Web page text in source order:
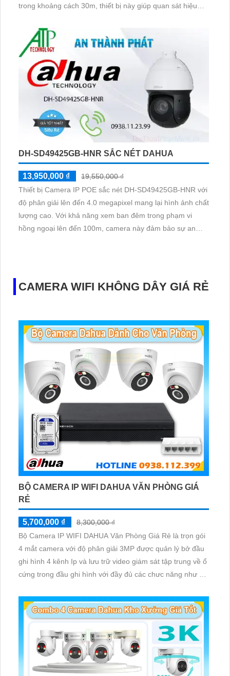
trong khoảng cách 30m, thiết bị này giúp quan sát hiệu
tiến, Camera IP này không giảm chất lượng hình ảnh,
thậm chí có thể hiển thị màu sắc trong điều kiện ánh sáng
yếu
DH-SD49425GB-HNR SẮC NÉT DAHUA
13,950,000 ₫
19,550,000 ₫
Thiết bị Camera IP POE sắc nét DH-SD49425GB-HNR với
độ phân giải lên đến 4.0 megapixel mang lại hình ảnh chất
lượng cao. Với khả năng xem ban đêm trong phạm vi
hồng ngoại lên đến 100m, camera này đảm bảo sự an
CAMERA WIFI KHÔNG DÂY GIÁ RẺ
BỘ CAMERA IP WIFI DAHUA VĂN PHÒNG GIÁ
RẺ
5,700,000 ₫
8,300,000 ₫
Bộ Camera IP WIFI DAHUA Văn Phòng Giá Rẻ là trọn gói
4 mắt camera với độ phân giải 3MP được quản lý bở đầu
ghi hình 4 kênh Ip và lưu trữ video giám sát tập trung về ổ
cứng trong đầu ghi hình với đầy đủ các chưc năng như AI
giám sát có màu vào ban đêm